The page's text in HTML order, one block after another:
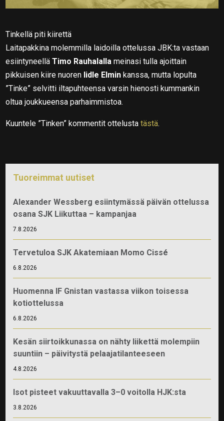
Tinkellä piti kiirettä
Laitapakkina molemmilla laidoilla ottelussa JBK:ta vastaan
esiintyneelläTimo Rauhalalla meinasi tulla ajoittain
pikkuisen kiire nuoren Iidle Elmin kanssa, mutta lopulta
”Tinke” selvitti iltapuhteensa varsin hienosti kummankin
oltua joukkueensa parhaimmistoa.
Kuuntele ”Tinken” kommentit ottelustatästä.
Tuoreimmat uutiset
Alexander Wessberg esiintymässä päivän ottelussa
osana SJK Liikuttaa – kampanjaa
7.8.2026
Tervetuloa SJK Akatemiaan Momo Cissé
6.8.2026
Huomenna IF Gnistan vastassa viikon toisessa
kotiottelussa
6.8.2026
Kesän siirtoikkunassa on nähty liikettä molempiin
suuntiin – päivitystä pelaajatilanteeseen
4.8.2026
Isot pisteet vakuuttavalla 3–0 voitolla HJK:sta
3.8.2026